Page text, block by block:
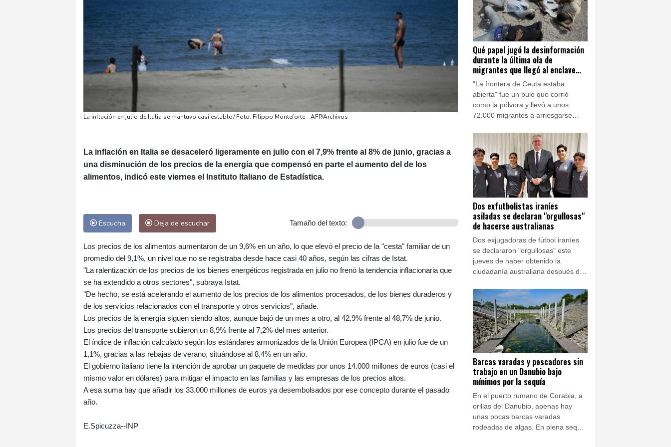
La inflación en julio de Italia se mantuvo casi estable / Foto: Filippo Monteforte - AFP/Archivos
La inflación en Italia se desaceleró ligeramente en julio con el 7,9% frente al 8% de junio, gracias a
una disminución de los precios de la energía que compensó en parte el aumento del de los
alimentos, indicó este viernes el Instituto Italiano de Estadística.
Escucha Deja de escuchar Tamaño del texto:
Los precios de los alimentos aumentaron de un 9,6% en un año, lo que elevó el precio de la "cesta" familiar de un
promedio del 9,1%, un nivel que no se registraba desde hace casi 40 años, según las cifras de Istat.
"La ralentización de los precios de los bienes energéticos registrada en julio no frenó la tendencia inflacionaria que
se ha extendido a otros sectores", subraya Istat.
"De hecho, se está acelerando el aumento de los precios de los alimentos procesados, de los bienes duraderos y
de los servicios relacionados con el transporte y otros servicios", añade.
Los precios de la energía siguen siendo altos, aunque bajó de un mes a otro, al 42,9% frente al 48,7% de junio.
Los precios del transporte subieron un 8,9% frente al 7,2% del mes anterior.
El índice de inflación calculado según los estándares armonizados de la Unión Europea (IPCA) en julio fue de un
1,1%, gracias a las rebajas de verano, situándose al 8,4% en un año.
El gobierno italiano tiene la intención de aprobar un paquete de medidas por unos 14.000 millones de euros (casi el
mismo valor en dólares) para mitigar el impacto en las familias y las empresas de los precios altos.
A esa suma hay que añadir los 33.000 millones de euros ya desembolsados por ese concepto durante el pasado
año.
E.Spicuzza--INP
Qué papel jugó la desinformación
durante la última ola de
migrantes que llegó al enclave
español de Ceuta
"La frontera de Ceuta estaba
abierta" fue un bulo que corrió
como la pólvora y llevó a unos
72.000 migrantes a arriesgarse
desde Marruecos a finales de julio.
Dos exfutbolistas iraníes
asiladas se declaran "orgullosas"
de hacerse australianas
Dos exjugadoras de fútbol iraníes
se declararon "orgullosas" este
jueves de haber obtenido la
ciudadanía australiana después de
por negarse a cantar el himno
nacional antes de un partido, lo que
las obligó a solicitar asilo.
Barcas varadas y pescadores sin
trabajo en un Danubio bajo
mínimos por la sequía
En el puerto rumano de Corabia, a
orillas del Danubio, apenas hay
unas pocas barcas varadas
rodeadas de algas. En plena sequía